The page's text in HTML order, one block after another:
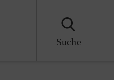
Suche